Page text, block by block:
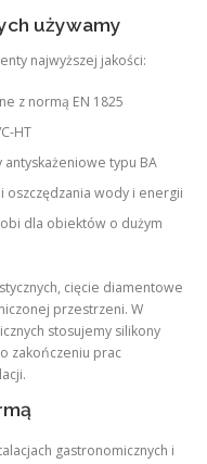
używamy
najwyższej jakości:
z normą EN 1825
HT
typu BA
oszczędzania wody i energii
dla obiektów o dużym
cięcie diamentowe
przestrzeni. W
stosujemy silikony
zakończeniu prac
gastronomicznych i